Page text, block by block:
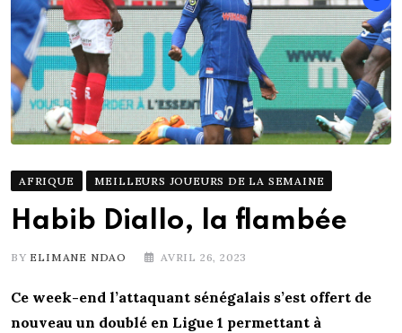
AFRIQUE MEILLEURS JOUEURS DE LA SEMAINE
Habib Diallo, la flambée
BY ELIMANE NDAO AVRIL 26, 2023
Ce week-end l’attaquant sénégalais s’est offert de
nouveau un doublé en Ligue 1 permettant à